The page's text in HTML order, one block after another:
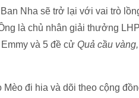
Nha sẽ trở lại với vai trò
là chủ nhân giải thưởng
và 5 đề cử Quả cầu vàng,
đi hia và dõi theo cộng